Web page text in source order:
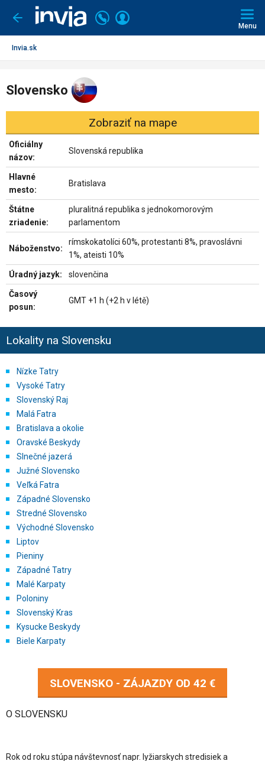
Ísť
späť
Volajte
+421
2
Prihlásiť
Menu
Invia.sk
Slovensko
Zobraziť na mape
Oficiálny
názov:
Slovenská republika
Hlavné
mesto:
Bratislava
Štátne
zriadenie:
pluralitná republika s jednokomorovým
parlamentom
Náboženstvo:
rímskokatolíci 60%, protestanti 8%, pravoslávni
1%, ateisti 10%
Úradný jazyk: slovenčina
Časový
posun:
GMT +1 h (+2 h v létě)
Lokality na Slovensku
Nízke Tatry
Vysoké Tatry
Slovenský Raj
Malá Fatra
Bratislava a okolie
Oravské Beskydy
Slnečné jazerá
Južné Slovensko
Veľká Fatra
Západné Slovensko
Stredné Slovensko
Východné Slovensko
Liptov
Pieniny
Západné Tatry
Malé Karpaty
Poloniny
Slovenský Kras
Kysucke Beskydy
Biele Karpaty
SLOVENSKO - ZÁJAZDY OD 42 €
O SLOVENSKU
Rok od roku stúpa návštevnosť napr. lyžiarskych stredisiek a